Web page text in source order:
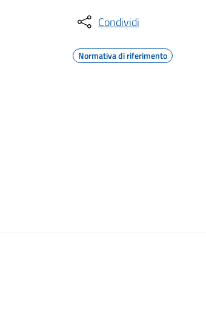
Condividi
Normativa di riferimento